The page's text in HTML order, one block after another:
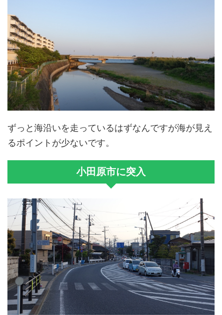
ずっと海沿いを走っているはずなんですが海が見え
るポイントが少ないです。
小田原市に突入